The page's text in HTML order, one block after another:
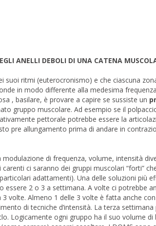
ANELLI DEBOLI DI UNA CATENA
suoi ritmi (euterocronismo) e che ciascuna
in modo differente alla medesima
, basilare, è provare a capire se sussiste un
gruppo muscolare. Ad esempio se il
pettorale potrebbe essere la
pre allungamento prima di andare in
di frequenza, volume, intensità
ci saranno dei gruppi muscolari “forti”
adattamenti). Una delle soluzioni più
2 o 3 a settimana. A volte ci potrebbe
volte. Almeno 1 delle 3 volte è fatta anche
di tecniche d’intensità. La terza settimana
Logicamente ogni gruppo ha il suo volume di